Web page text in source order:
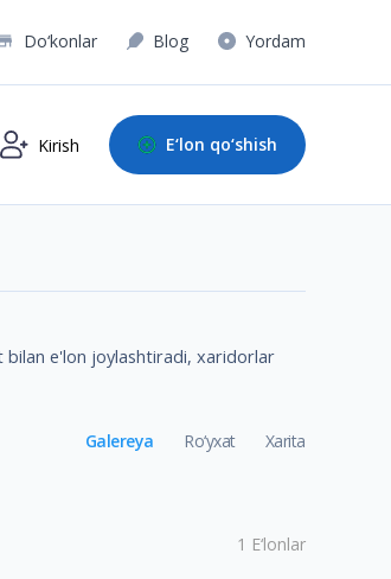
Do‘konlar Blog Yordam
Kirish E‘lon qo‘shish
bilan e'lon joylashtiradi, xaridorlar
Galereya Ro‘yxat Xarita
1 E‘lonlar